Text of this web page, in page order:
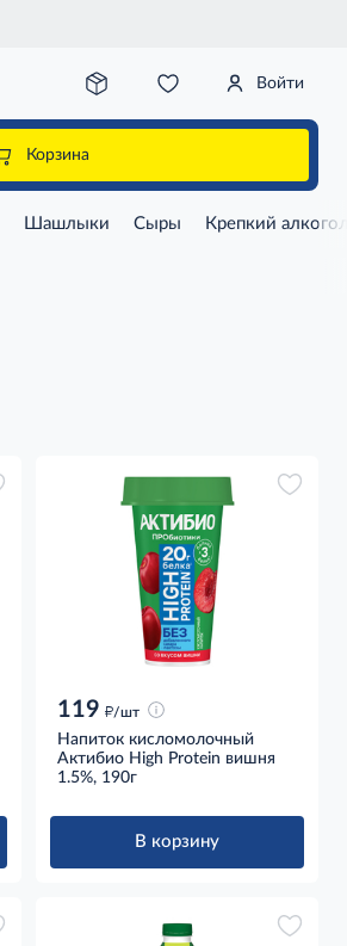
Войти
Корзина
Шашлыки Сыры Крепкий
119 д/шт
Напиток кисломолочный
Актибио High Protein вишня
1.5%, 190г
В корзину